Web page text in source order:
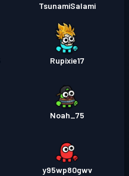
TsunamiSalami
Rupixie17
Noah_75
y95wp80gwv